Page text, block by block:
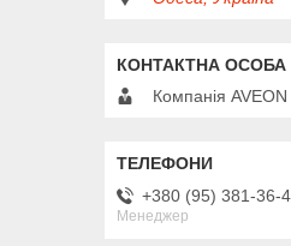
Компанія AVEON
+380 (95) 381-36-
Менеджер